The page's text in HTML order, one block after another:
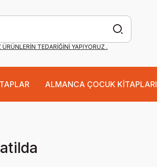
TEDARİĞİNİ YAPIYORUZ .
ALMANCA ÇOCUK KİTAPLARI